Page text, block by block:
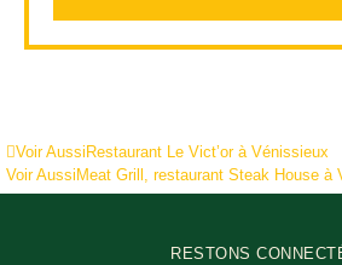
Voir Aussi Restaurant Le Vict’or à Vénissieux
Voir Aussi Meat Grill, restaurant Steak House à
RESTONS